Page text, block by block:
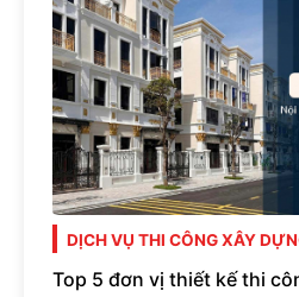
DỊCH VỤ THI CÔNG XÂY
Top 5 đơn vị thiết kế thi